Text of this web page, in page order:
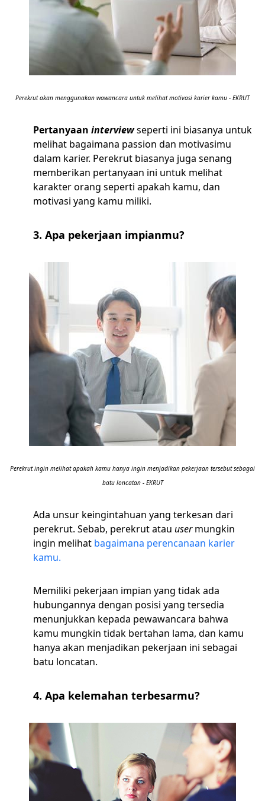
Perekrut akan menggunakan wawancara untuk melihat motivasi karier kamu - EKRUT
Pertanyaan interviewseperti ini biasanya untuk
melihat bagaimana passion dan motivasimu
dalam karier. Perekrut biasanya juga senang
memberikan pertanyaan ini untuk melihat
karakter orang seperti apakah kamu, dan
motivasi yang kamu miliki.
3. Apa pekerjaan impianmu?
Perekrut ingin melihat apakah kamu hanya ingin menjadikan pekerjaan tersebut sebagai
batu loncatan - EKRUT
Ada unsur keingintahuan yang terkesan dari
perekrut. Sebab, perekrut atau usermungkin
ingin melihat bagaimana perencanaan karier
kamu.
Memiliki pekerjaan impian yang tidak ada
hubungannya dengan posisi yang tersedia
menunjukkan kepada pewawancara bahwa
kamu mungkin tidak bertahan lama, dan kamu
hanya akan menjadikan pekerjaan ini sebagai
batu loncatan.
4. Apa kelemahan terbesarmu?